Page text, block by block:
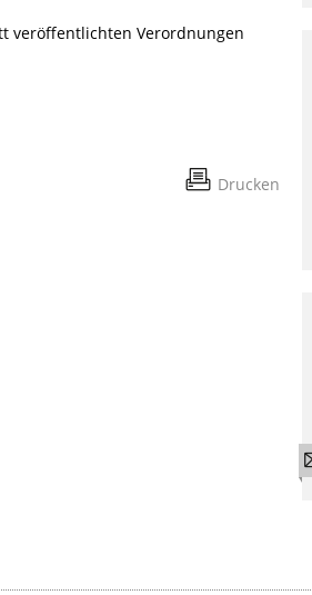
veröffentlichten Verordnungen
Drucken